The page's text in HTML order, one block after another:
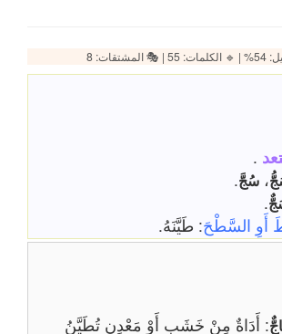
8
.
، سُجَّ.
.
أَوِ السَّطْحَ: طَيَّنَهُ.
: أَدَاةٌ مِنْ خَشَبٍ أَوْ مَعْدِنٍ تُطَيَّنُ